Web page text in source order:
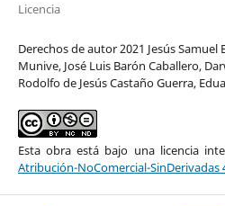
Licencia
Derechos de autor 2021 Jesús Samuel
Munive, José Luis Barón Caballero,
Rodolfo de Jesús Castaño Guerra,
Esta obra está bajo una licencia
Atribución-NoComercial-SinDerivadas